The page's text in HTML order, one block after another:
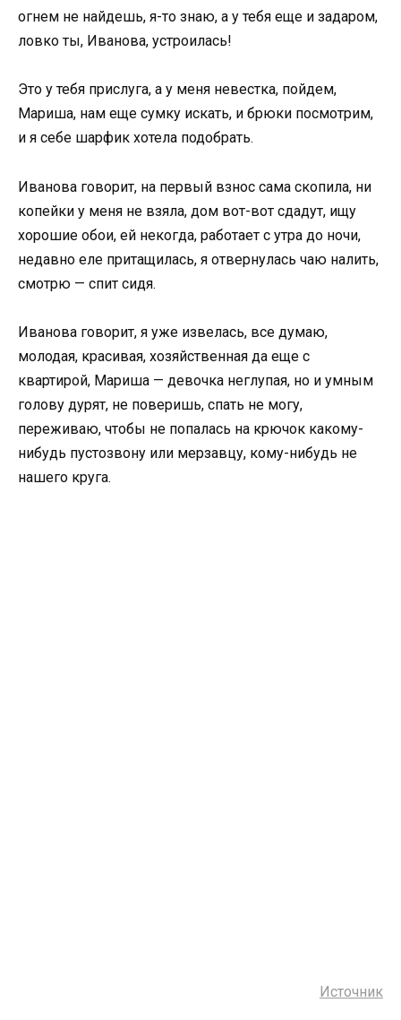
огнем не найдешь, я-то знаю, а у тебя еще и задаром,
ловко ты, Иванова, устроилась!
Это у тебя прислуга, а у меня невестка, пойдем,
Мариша, нам еще сумку искать, и брюки посмотрим,
и я себе шарфик хотела подобрать.
Иванова говорит, на первый взнос сама скопила, ни
копейки у меня не взяла, дом вот-вот сдадут, ищу
хорошие обои, ей некогда, работает с утра до ночи,
недавно еле притащилась, я отвернулась чаю налить,
смотрю — спит сидя.
Иванова говорит, я уже извелась, все думаю,
молодая, красивая, хозяйственная да еще с
квартирой, Мариша — девочка неглупая, но и умным
голову дурят, не поверишь, спать не могу,
переживаю, чтобы не попалась на крючок какому-
нибудь пустозвону или мерзавцу, кому-нибудь не
нашего круга.
Источник